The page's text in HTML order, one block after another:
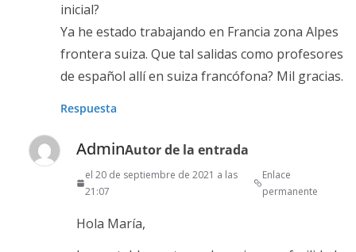
inicial?
Ya he estado trabajando en Francia zona Alpes
frontera suiza. Que tal salidas como profesores
de español allí en suiza francófona? Mil gracias.
Respuesta
AdminAutor de la entrada
el 20 de septiembre de 2021 a las
21:07
Enlace
permanente
Hola María,